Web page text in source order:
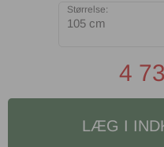
Størrelse:
105 cm
4
LÆG I